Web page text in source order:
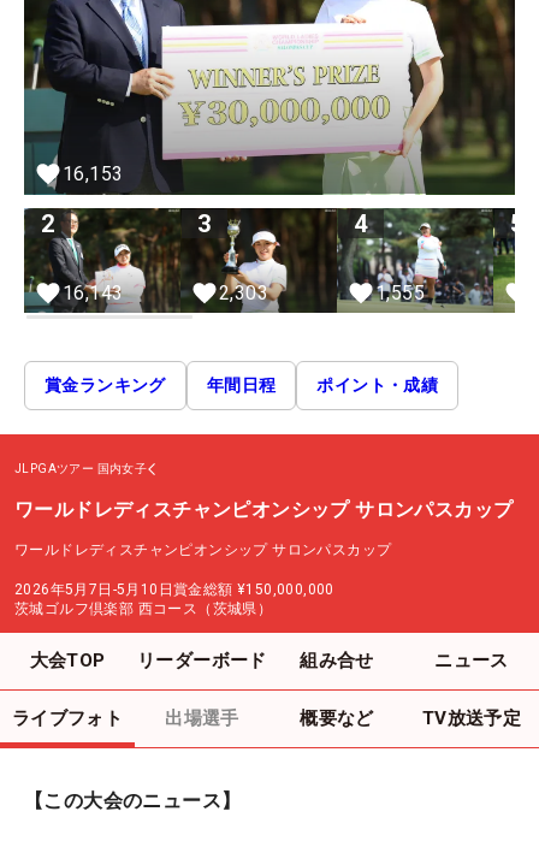
16,153
2
16,143
3
2,303
4
1,555
5
賞金ランキング 年間日程 ポイント・成績
JLPGAツアー 国内女子
ワールドレディスチャンピオンシップ サロンパスカップ
ワールドレディスチャンピオンシップ サロンパスカップ
2026年5月7日-5月10日賞金総額 ¥150,000,000
茨城ゴルフ倶楽部 西コース（茨城県）
大会TOP リーダーボード 組み合せ ニュース
ライブフォト 出場選手 概要など TV放送予定
【この大会のニュース】